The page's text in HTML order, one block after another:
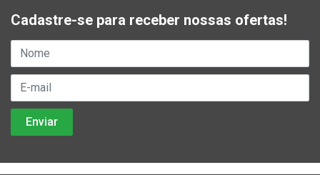
Cadastre-se para receber nossas ofertas!